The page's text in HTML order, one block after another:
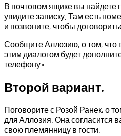
В почтовом ящике вы найдете
увидите записку. Там есть
и позвоните, чтобы
Сообщите Аллозию, о том,
этим диалогом будет
телефону»
Второй вариант.
Поговорите с Розой Ранек, о
для Аллозия. Она согласится
свою племянницу в гости.